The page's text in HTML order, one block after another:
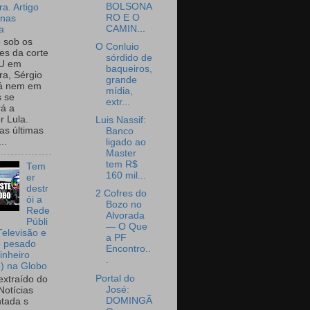
Artigo
sob os
da corte
em
Sérgio
nem em
se
a
Lula.
últimas
Tem
er
destr
ói a
Rede
Públi
e
pesado
na Globo
do
s
BOLSONA
RO E O
CAMIN...
O Conluio
sórdido de
baqueiros,
grande
mídia,
extr...
Luis Nassif:
Banco
ligado ao
Master
tem R$
160 mil...
2 Cofres do
Bozo no
Alvorada
— O Que
a PF
Encontro..
.
Portal do
José:
DOMINGÃ